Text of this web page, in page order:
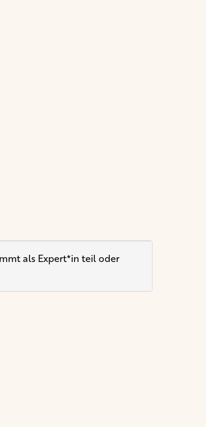
als Expert*in teil oder